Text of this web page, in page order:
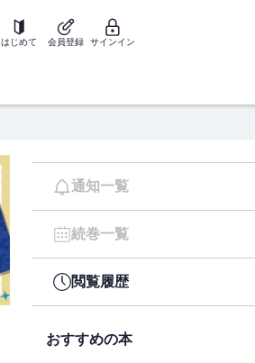
はじめて 会員登録 サインイン
通知一覧
続巻一覧
閲覧履歴
おすすめの本